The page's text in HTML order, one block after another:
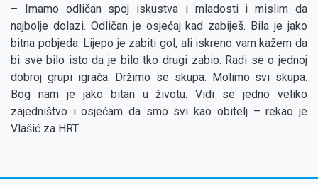
– Imamo odličan spoj iskustva i mladosti i mislim da
najbolje dolazi. Odličan je osjećaj kad zabiješ. Bila je jako
bitna pobjeda. Lijepo je zabiti gol, ali iskreno vam kažem da
bi sve bilo isto da je bilo tko drugi zabio. Radi se o jednoj
dobroj grupi igrača. Držimo se skupa. Molimo svi skupa.
Bog nam je jako bitan u životu. Vidi se jedno veliko
zajedništvo i osjećam da smo svi kao obitelj – rekao je
Vlašić za HRT.